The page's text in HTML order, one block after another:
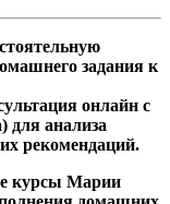
задания к
онлайн с
для анализа
рекомендаций.
курсы Марии